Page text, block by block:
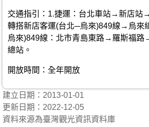
交通指引：1.捷運：台北車站→新店站
轉搭新店客運(台北─烏來)849線→烏來
烏來)849線：北市青島東路→羅斯福
總站。
開放時間：全年開放
建立日期：2013-01-01
更新日期：2022-12-05
資料來源為臺灣觀光資訊資料庫